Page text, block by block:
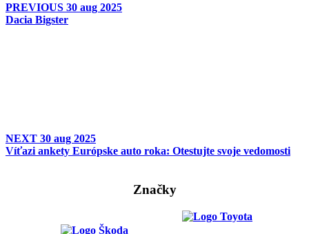
PREVIOUS 30 aug 2025
Dacia Bigster
NEXT 30 aug 2025
Víťazi ankety Európske auto roka: Otestujte svoje vedomosti
Značky